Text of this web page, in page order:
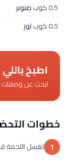
0.5 كوب
صنوبر
0.5 كوب
لوز
اطبخ
ابحث عن وصفات
خطوات
1 تغسل اللحمة